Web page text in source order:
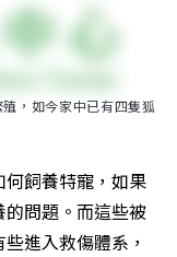
，如今家中已有四隻狐
飼養特寵，如果
問題。而這些被
進入救傷體系，